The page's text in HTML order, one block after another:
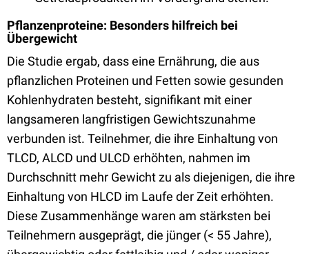
Pflanzenproteine: Besonders hilfreich bei
Übergewicht
Die Studie ergab, dass eine Ernährung, die aus
pflanzlichen Proteinen und Fetten sowie gesunden
Kohlenhydraten besteht, signifikant mit einer
langsameren langfristigen Gewichtszunahme
verbunden ist. Teilnehmer, die ihre Einhaltung von
TLCD, ALCD und ULCD erhöhten, nahmen im
Durchschnitt mehr Gewicht zu als diejenigen, die ihre
Einhaltung von HLCD im Laufe der Zeit erhöhten.
Diese Zusammenhänge waren am stärksten bei
Teilnehmern ausgeprägt, die jünger (< 55 Jahre),